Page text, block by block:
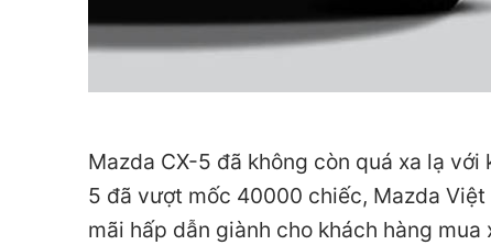
Mazda CX-5 đã không còn quá xa lạ
5 đã vượt mốc 40000 chiếc, Mazda
mãi hấp dẫn giành cho khách hàng mua